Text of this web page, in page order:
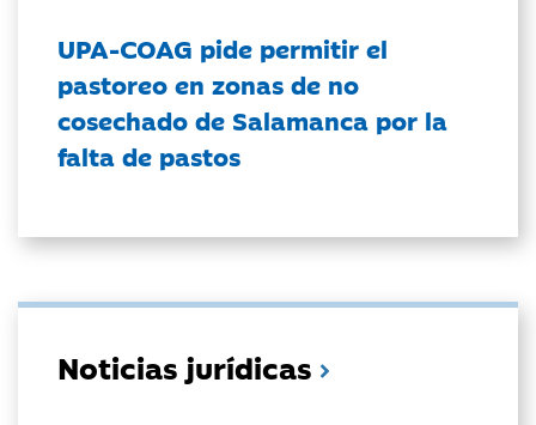
UPA-COAG pide permitir el
pastoreo en zonas de no
cosechado de Salamanca por la
falta de pastos
Noticias jurídicas